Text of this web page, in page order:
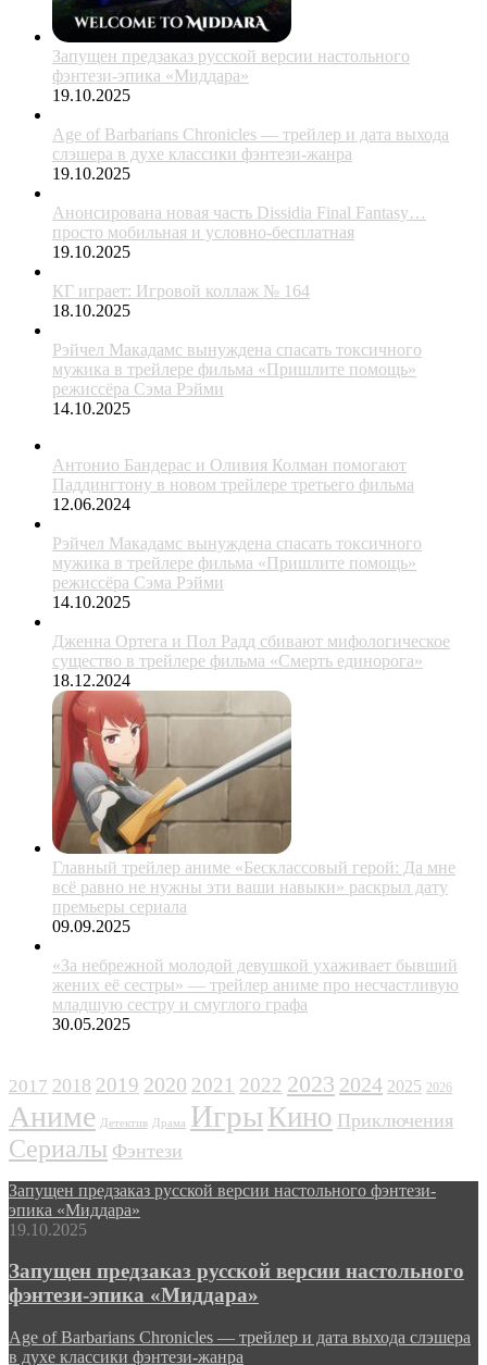
Запущен предзаказ русской версии настольного
фэнтези-эпика «Миддара»
19.10.2025
Age of Barbarians Chronicles — трейлер и дата выхода
слэшера в духе классики фэнтези-жанра
19.10.2025
Анонсирована новая часть Dissidia Final Fantasy…
просто мобильная и условно-бесплатная
19.10.2025
КГ играет: Игровой коллаж № 164
18.10.2025
Рэйчел Макадамс вынуждена спасать токсичного
мужика в трейлере фильма «Пришлите помощь»
режиссёра Сэма Рэйми
14.10.2025
Антонио Бандерас и Оливия Колман помогают
Паддингтону в новом трейлере третьего фильма
12.06.2024
Рэйчел Макадамс вынуждена спасать токсичного
мужика в трейлере фильма «Пришлите помощь»
режиссёра Сэма Рэйми
14.10.2025
Дженна Ортега и Пол Радд сбивают мифологическое
существо в трейлере фильма «Смерть единорога»
18.12.2024
Главный трейлер аниме «Бесклассовый герой: Да мне
всё равно не нужны эти ваши навыки» раскрыл дату
премьеры сериала
09.09.2025
«За небрежной молодой девушкой ухаживает бывший
жених её сестры» — трейлер аниме про несчастливую
младшую сестру и смуглого графа
30.05.2025
2017 2018 2019 2020 2021 2022 2023 2024 2025 2026
Аниме Детектив Драма ИгрыКино Приключения
Сериалы Фэнтези
Запущен предзаказ русской версии настольного фэнтези-
эпика «Миддара»
19.10.2025
Запущен предзаказ русской версии настольного
фэнтези-эпика «Миддара»
Age of Barbarians Chronicles — трейлер и дата выхода слэшера
в духе классики фэнтези-жанра